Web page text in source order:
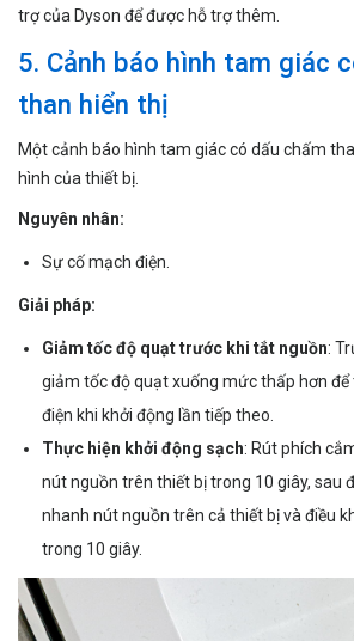
trợ của Dyson để được hỗ trợ thêm.
5. Cảnh báo hình tam giác
than hiển thị
Một cảnh báo hình tam giác có dấu chấm
hình của thiết bị.
Nguyên nhân:
Sự cố mạch điện.
Giải pháp:
Giảm tốc độ quạt trước khi tắt nguồn:
giảm tốc độ quạt xuống mức thấp hơn
điện khi khởi động lần tiếp theo.
Thực hiện khởi động sạch: Rút phích
nút nguồn trên thiết bị trong 10 giây, sau
nhanh nút nguồn trên cả thiết bị và điều
trong 10 giây.